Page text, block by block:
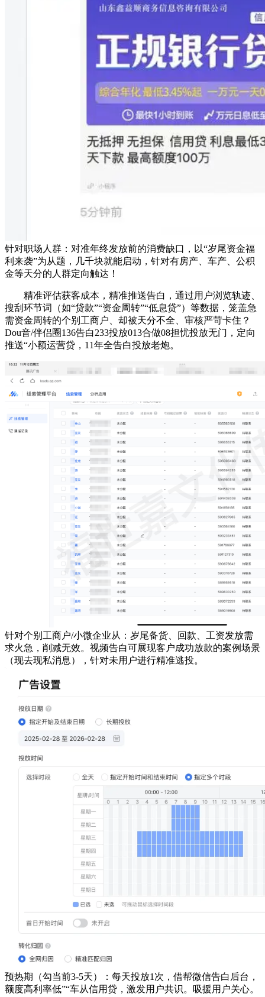
针对职场人群：对准年终发放前的消费缺口，以“岁尾资金福
利来袭”为从题，几千块就能启动，针对有房产、车产、公积
金等天分的人群定向触达！
精准评估获客成本，精准推送告白，通过用户浏览轨迹、
搜刮环节词（如“贷款”“资金周转”“低息贷”）等数据，笼盖急
需资金周转的个别工商户、却被天分不全、审核严苛卡住？
Dou音/伴侣圈136告白233投放013合做08担忧投放无门，定向
推送“小额运营贷，11年全告白投放老炮。
针对个别工商户/小微企业从：岁尾备货、回款、工资发放需
求火急，削减无效。视频告白可展现客户成功放款的案例场景
（现去现私消息），针对未用户进行精准逃投。
预热期（勾当前3-5天）：每天投放1次，借帮微信告白后台，
额度高利率低”“车从信用贷，激发用户共识。吸援用户关心。